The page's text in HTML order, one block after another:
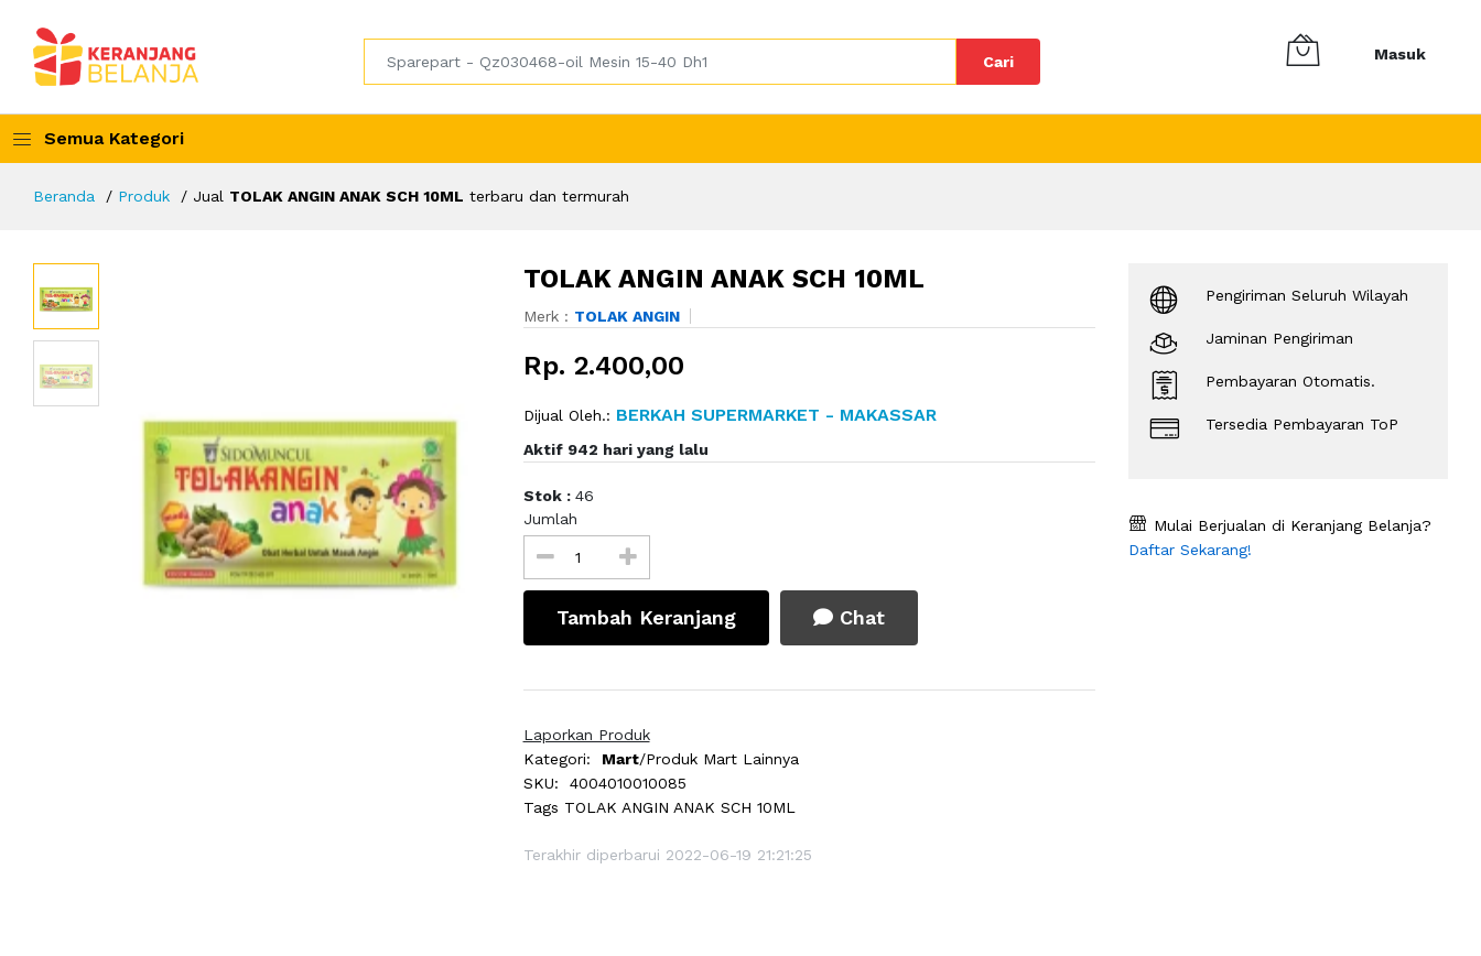
Cari Masuk
Semua Kategori
Beranda Produk Jual TOLAK ANGIN ANAK SCH 10ML terbaru dan termurah
TOLAK ANGIN ANAK SCH 10ML
Merk : TOLAK ANGIN
Rp. 2.400,00
Dijual Oleh.: BERKAH SUPERMARKET - MAKASSAR
Aktif 942 hari yang lalu
Stok : 46
Jumlah
Tambah Keranjang Chat
Laporkan Produk
Kategori:
Mart/Produk Mart Lainnya
SKU:
4004010010085
Tags TOLAK ANGIN ANAK SCH 10ML
Terakhir diperbarui 2022-06-19 21:21:25
Pengiriman Seluruh Wilayah
Jaminan Pengiriman
Pembayaran Otomatis.
Tersedia Pembayaran ToP
Mulai Berjualan di Keranjang Belanja?
Daftar Sekarang!